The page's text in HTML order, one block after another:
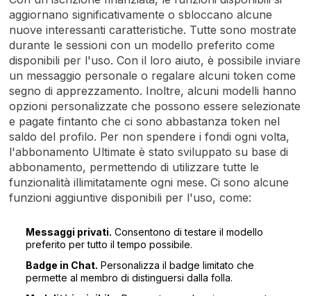
aggiornano significativamente o sbloccano alcune
nuove interessanti caratteristiche. Tutte sono mostrate
durante le sessioni con un modello preferito come
disponibili per l'uso. Con il loro aiuto, è possibile inviare
un messaggio personale o regalare alcuni token come
segno di apprezzamento. Inoltre, alcuni modelli hanno
opzioni personalizzate che possono essere selezionate
e pagate fintanto che ci sono abbastanza token nel
saldo del profilo. Per non spendere i fondi ogni volta,
l'abbonamento Ultimate è stato sviluppato su base di
abbonamento, permettendo di utilizzare tutte le
funzionalità illimitatamente ogni mese. Ci sono alcune
funzioni aggiuntive disponibili per l'uso, come:
Messaggi privati. Consentono di testare il modello
preferito per tutto il tempo possibile.
Badge in Chat. Personalizza il badge limitato che
permette al membro di distinguersi dalla folla.